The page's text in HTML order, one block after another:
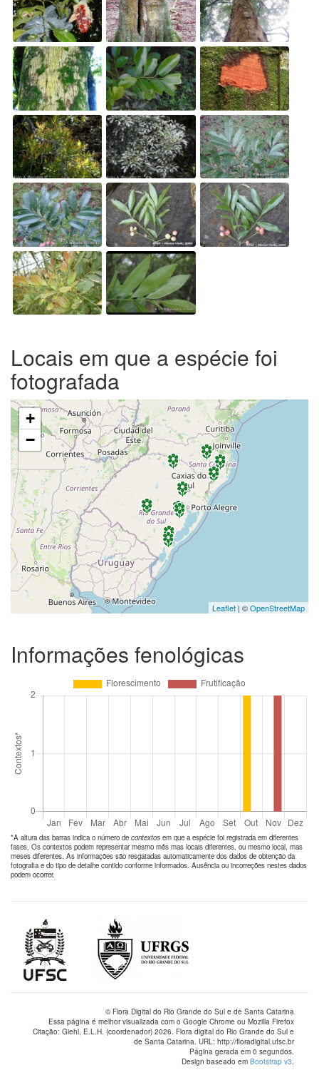
Locais em que a espécie foi
fotografada
+
−
Leaflet | ©OpenStreetMap
Informações fenológicas
*A altura das barras indica o número de contextos em que a espécie foi registrada em diferentes
fases. Os contextos podem representar mesmo mês mas locais diferentes, ou mesmo local, mas
meses diferentes. As informações são resgatadas automaticamente dos dados de obtenção da
fotografia e do tipo de detalhe contido conforme informados. Ausência ou incorreções nestes dados
podem ocorrer.
© Flora Digital do Rio Grande do Sul e de Santa Catarina
Essa página é melhor visualizada com o Google Chrome ou Mozilla Firefox
Citação: Giehl, E.L.H. (coordenador) 2026. Flora digital do Rio Grande do Sul e
de Santa Catarina. URL: http://floradigital.ufsc.br
Página gerada em 0 segundos.
Design baseado em Bootstrap v3.